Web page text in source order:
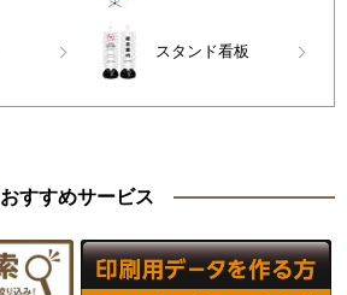
スタンド看板
おすすめサービス